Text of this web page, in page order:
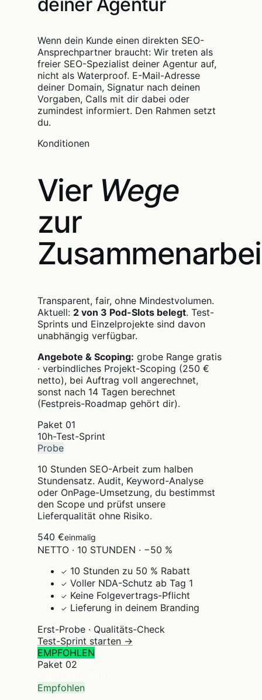
deiner Agentur
Wenn dein Kunde einen direkten SEO-
Ansprechpartner braucht: Wir treten als
freier SEO-Spezialist deiner Agentur auf,
nicht als Waterproof. E-Mail-Adresse
deiner Domain, Signatur nach deinen
Vorgaben, Calls mit dir dabei oder
zumindest informiert. Den Rahmen setzt
du.
Konditionen
Vier Wege
zur
Transparent, fair, ohne Mindestvolumen.
Aktuell: 2 von 3 Pod-Slots belegt. Test-
Sprints und Einzelprojekte sind davon
unabhängig verfügbar.
Angebote & Scoping: grobe Range gratis
· verbindliches Projekt-Scoping (250 €
netto), bei Auftrag voll angerechnet,
sonst nach 14 Tagen berechnet
(Festpreis-Roadmap gehört dir).
Paket 01
10h-Test-Sprint
Probe
10 Stunden SEO-Arbeit zum halben
Stundensatz. Audit, Keyword-Analyse
oder OnPage-Umsetzung, du bestimmst
den Scope und prüfst unsere
Lieferqualität ohne Risiko.
540 €einmalig
NETTO · 10 STUNDEN · −50 %
✓ 10 Stunden zu 50 % Rabatt
✓ Voller NDA-Schutz ab Tag 1
✓ Keine Folgevertrags-Pflicht
✓ Lieferung in deinem Branding
Erst-Probe · Qualitäts-Check
Test-Sprint starten →
EMPFOHLEN
Paket 02
Empfohlen